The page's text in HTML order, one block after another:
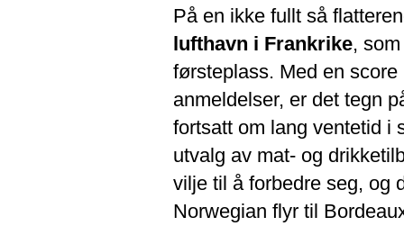
På en ikke fullt så
lufthavn i Frankrike,
førsteplass. Med en
anmeldelser, er det tegn
fortsatt om lang ventetid i
utvalg av mat- og
vilje til å forbedre seg, og
Norwegian flyr til